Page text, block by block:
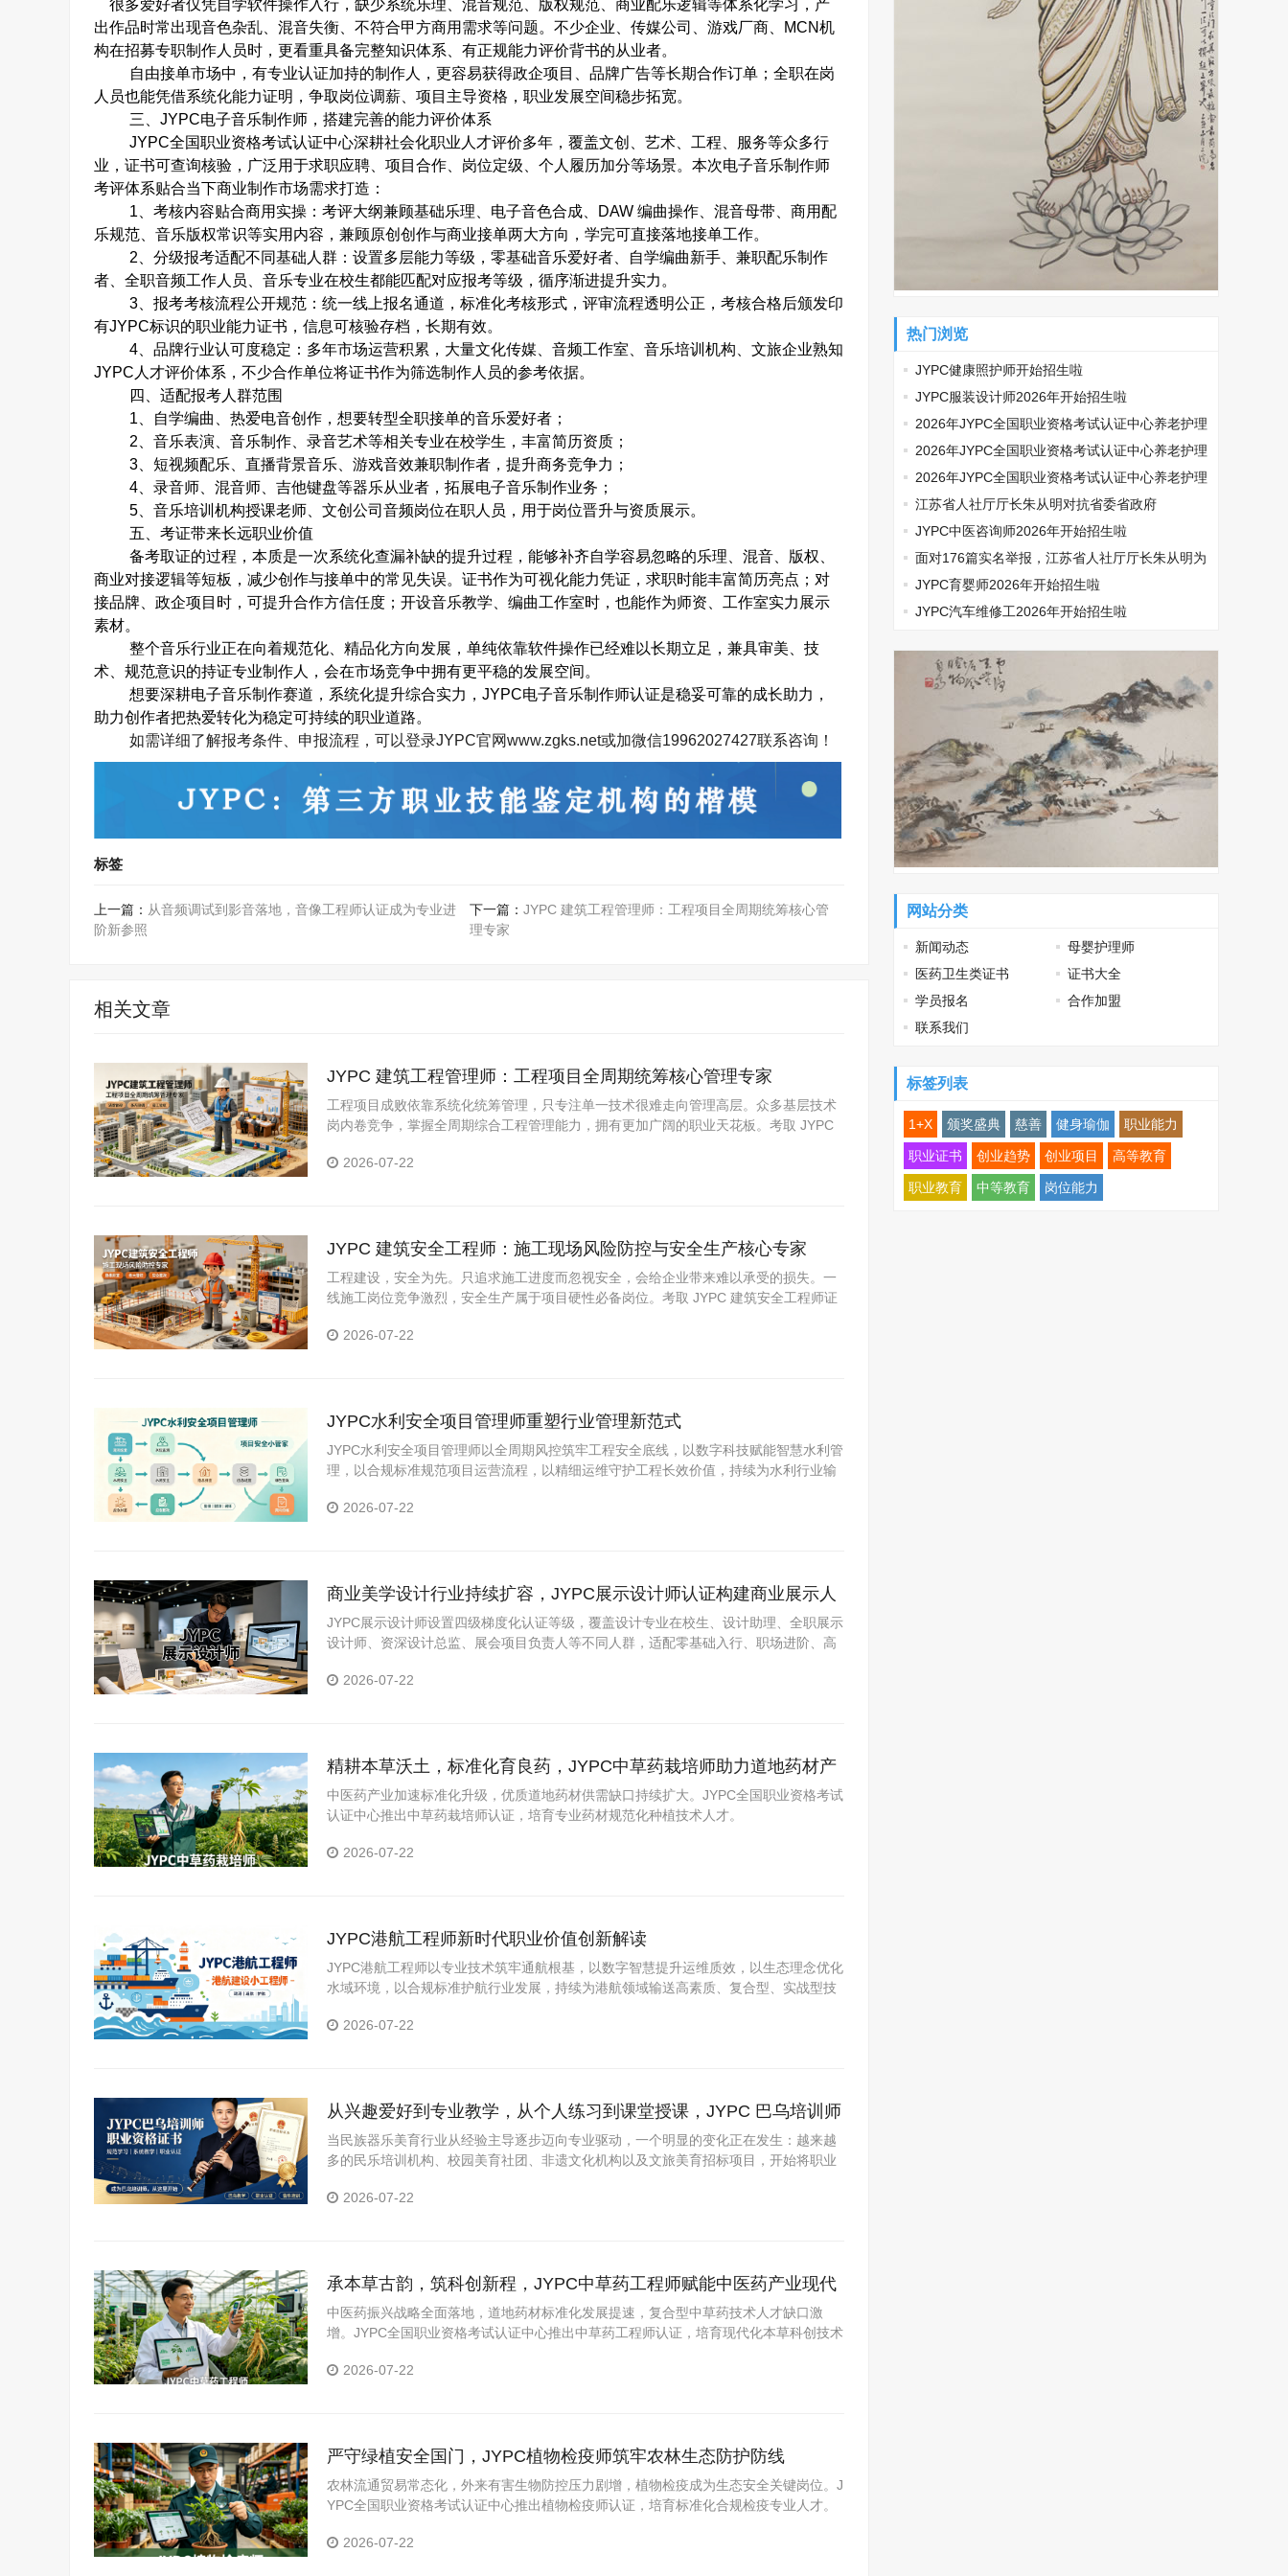
很多爱好者仅凭自学软件操作入行，缺少系统乐理、混音规范、版权规范、商业配乐逻辑等体系化学习，产
出作品时常出现音色杂乱、混音失衡、不符合甲方商用需求等问题。不少企业、传媒公司、游戏厂商、
MCN机
构在招募专职制作人员时，更看重具备完整知识体系、有正规能力评价背书的从业者。
自由接单市场中，有专业认证加持的制作人，更容易获得政企项目、品牌广告等长期合作订单；全职在岗
人员也能凭借系统化能力证明，争取岗位调薪、项目主导资格，职业发展空间稳步拓宽。
三、JYPC电子音乐制作师，搭建完善的能力评价体系
JYPC全国职业资格考试认证中心深耕社会化职业人才评价多年，覆盖文创、艺术、工程、服务等众多行
业，证书可查询核验，广泛用于求职应聘、项目合作、岗位定级、个人履历加分等场景。本次电子音乐制作师
考评体系贴合当下商业制作市场需求打造：
1 、考核内容贴合商用实操 ：考评大纲兼顾基础乐理、电子音色合成、 DAW编曲操作、混音母带、商用配
乐规范、音乐版权常识等实用内容，兼顾原创创作与商业接单两大方向，学完可直接落地接单工作。
2 、分级报考适配不同基础人群 ：设置多层能力等级，零基础音乐爱好者、自学编曲新手、兼职配乐制作
者、全职音频工作人员、音乐专业在校生都能匹配对应报考等级，循序渐进提升实力。
3 、报考考核流程公开规范 ：统一线上报名通道，标准化考核形式，评审流程透明公正，考核合格后颁发印
有JYPC标识的职业能力证书，信息可核验存档，长期有效。
4 、品牌行业认可度稳定 ：多年市场运营积累，大量文化传媒、音频工作室、音乐培训机构、文旅企业熟知
JYPC 人才评价体系，不少合作单位将证书作为筛选制作人员的参考依据。
四、适配报考人群范围
1 、自学编曲、热爱电音创作，想要转型全职接单的音乐爱好者；
2 、音乐表演、音乐制作、录音艺术等相关专业在校学生，丰富简历资质；
3 、短视频配乐、直播背景音乐、游戏音效兼职制作者，提升商务竞争力；
4 、录音师、混音师、吉他键盘等器乐从业者，拓展电子音乐制作业务；
5 、音乐培训机构授课老师、文创公司音频岗位在职人员，用于岗位晋升与资质展示。
五、考证带来长远职业价值
备考取证的过程，本质是一次系统化查漏补缺的提升过程，能够补齐自学容易忽略的乐理、混音、版权、
商业对接逻辑等短板，减少创作与接单中的常见失误。证书作为可视化能力凭证，求职时能丰富简历亮点；对
接品牌、政企项目时，可提升合作方信任度；开设音乐教学、编曲工作室时，也能作为师资、工作室实力展示
素材。
整个音乐行业正在向着规范化、精品化方向发展，单纯依靠软件操作已经难以长期立足，兼具审美、技
术、规范意识的持证专业制作人，会在市场竞争中拥有更平稳的发展空间。
想要深耕电子音乐制作赛道，系统化提升综合实力，JYPC电子音乐制作师认证是稳妥可靠的成长助力，
助力创作者把热爱转化为稳定可持续的职业道路。
如需详细了解报考条件、申报流程，可以登录JYPC官网www.zgks.net或加微信19962027427联系咨询！
标签
上一篇： 从音频调试到影音落地，音像工程师认证成为专业进
阶新参照
下一篇： JYPC 建筑工程管理师：工程项目全周期统筹核心管
理专家
相关文章
JYPC 建筑工程管理师：工程项目全周期统筹核心管理专家
工程项目成败依靠系统化统筹管理，只专注单一技术很难走向管理高层。众多基层技术
岗内卷竞争，掌握全周期综合工程管理能力，拥有更加广阔的职业天花板。考取 JYPC
目核心管理圈层。
2026-07-22
JYPC 建筑安全工程师：施工现场风险防控与安全生产核心专家
工程建设，安全为先。只追求施工进度而忽视安全，会给企业带来难以承受的损失。一
线施工岗位竞争激烈，安全生产属于项目硬性必备岗位。考取 JYPC 建筑安全工程师证
2026-07-22
JYPC水利安全项目管理师重塑行业管理新范式
JYPC水利安全项目管理师以全周期风控筑牢工程安全底线，以数字科技赋能智慧水利管
理，以合规标准规范项目运营流程，以精细运维守护工程长效价值，持续为水利行业输
效、长效运营，守护江河安澜，赋能民生发展与生态建设
2026-07-22
商业美学设计行业持续扩容，JYPC展示设计师认证构建商业展示人
才标准化评价体系
JYPC展示设计师设置四级梯度化认证等级，覆盖设计专业在校生、设计助理、全职展示
设计师、资深设计总监、展会项目负责人等不同人群，适配零基础入行、职场进阶、高
2026-07-22
精耕本草沃土，标准化育良药，JYPC中草药栽培师助力道地药材产
业振兴
中医药产业加速标准化升级，优质道地药材供需缺口持续扩大。JYPC全国职业资格考试
认证中心推出中草药栽培师认证，培育专业药材规范化种植技术人才。
2026-07-22
JYPC港航工程师新时代职业价值创新解读
JYPC港航工程师以专业技术筑牢通航根基，以数字智慧提升运维质效，以生态理念优化
水域环境，以合规标准护航行业发展，持续为港航领域输送高素质、复合型、实战型技
经济流通、水陆交通提质、流域生态保护保驾护航。
2026-07-22
从兴趣爱好到专业教学，从个人练习到课堂授课，JYPC 巴乌培训师
职业资格证书为你提供更规范的学习路径
当民族器乐美育行业从经验主导逐步迈向专业驱动，一个明显的变化正在发生：越来越
多的民乐培训机构、校园美育社团、非遗文化机构以及文旅美育招标项目，开始将职业
专业能力呈现方式，正在从依赖“过往教学口碑”向“可验
2026-07-22
承本草古韵，筑科创新程，JYPC中草药工程师赋能中医药产业现代
化
中医药振兴战略全面落地，道地药材标准化发展提速，复合型中草药技术人才缺口激
增。JYPC全国职业资格考试认证中心推出中草药工程师认证，培育现代化本草科创技术
2026-07-22
严守绿植安全国门，JYPC植物检疫师筑牢农林生态防护防线
农林流通贸易常态化，外来有害生物防控压力剧增，植物检疫成为生态安全关键岗位。J
YPC全国职业资格考试认证中心推出植物检疫师认证，培育标准化合规检疫专业人才。
2026-07-22
热门浏览
JYPC健康照护师开始招生啦
JYPC服装设计师2026年开始招生啦
2026年JYPC全国职业资格考试认证中心养老护理
师开始报名啦
2026年JYPC全国职业资格考试认证中心养老护理
师开始报名啦
2026年JYPC全国职业资格考试认证中心养老护理
师开始报名啦
江苏省人社厅厅长朱从明对抗省委省政府
JYPC中医咨询师2026年开始招生啦
面对176篇实名举报，江苏省人社厅厅长朱从明为
何选择沉默
JYPC育婴师2026年开始招生啦
JYPC汽车维修工2026年开始招生啦
网站分类
新闻动态
母婴护理师
医药卫生类证书
证书大全
学员报名
合作加盟
联系我们
标签列表
1+X 颁奖盛典 慈善 健身瑜伽 职业能力
职业证书 创业趋势 创业项目 高等教育
职业教育 中等教育 岗位能力